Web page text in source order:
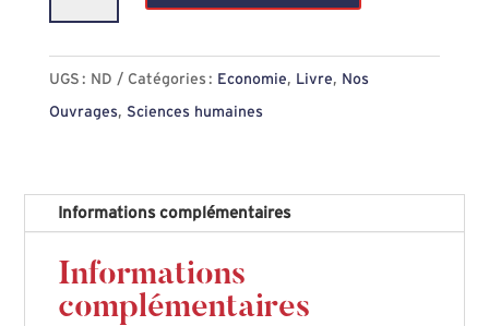
El
Hattab
Philippe
UGS : ND Catégories : Economie, Livre, Nos
Ouvrages, Sciences humaines
Informations complémentaires
Informations
complémentaires